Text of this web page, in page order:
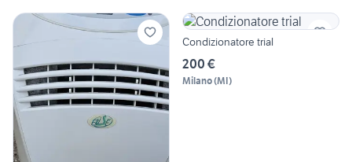
Condizionatore trial
200 €
Milano(MI)